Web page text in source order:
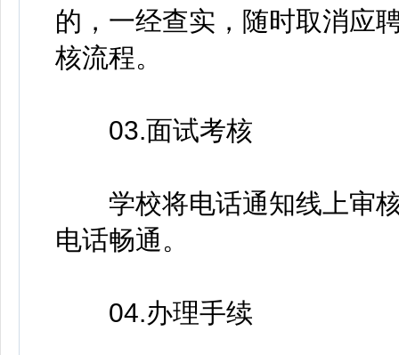
的，一经查实，随时取消应
核流程。
03.面试考核
学校将电话通知线上审核
电话畅通。
04.办理手续